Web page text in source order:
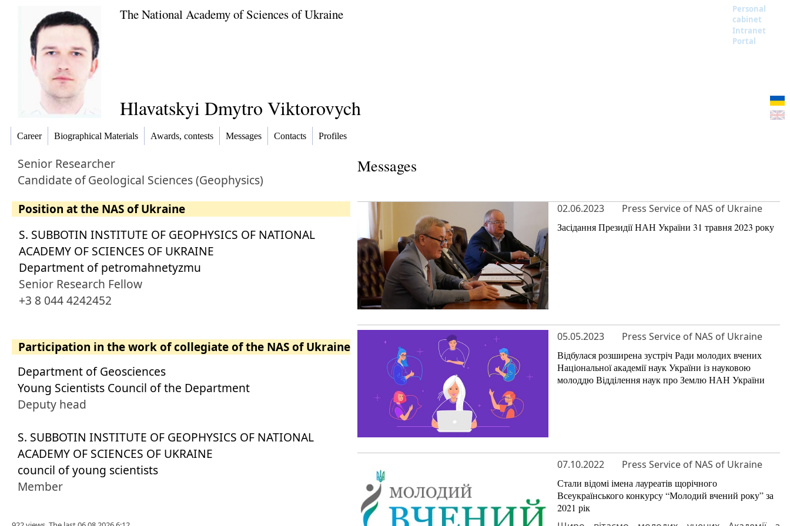
The National Academy of Sciences of Ukraine
Personal
cabinet
Intranet
Portal
Hlavatskyi Dmytro Viktorovych
Career Biographical Materials Awards, contests Messages Contacts Profiles
Senior Researcher
Candidate ofGeological Sciences (Geophysics)
Position at the NAS of Ukraine
S. SUBBOTIN INSTITUTE OF GEOPHYSICS OF NATIONAL
ACADEMY OF SCIENCES OF UKRAINE
Department of petromahnetyzmu
Senior Research Fellow
+3 8 044 4242452
Participation in the work of collegiate of the NAS of Ukraine
Department of Geosciences
Young Scientists Council of the Department
Deputy head
S. SUBBOTIN INSTITUTE OF GEOPHYSICS OF NATIONAL
ACADEMY OF SCIENCES OF UKRAINE
council of young scientists
Member
Messages
02.06.2023 Press Service of NAS of Ukraine
Засідання Президії НАН України 31 травня 2023 року
05.05.2023 Press Service of NAS of Ukraine
Відбулася розширена зустріч Ради молодих вчених
Національної академії наук України із науковою
молоддю Відділення наук про Землю НАН України
07.10.2022 Press Service of NAS of Ukraine
Стали відомі імена лауреатів щорічного
Всеукраїнського конкурсу “Молодий вчений року” за
2021 рік